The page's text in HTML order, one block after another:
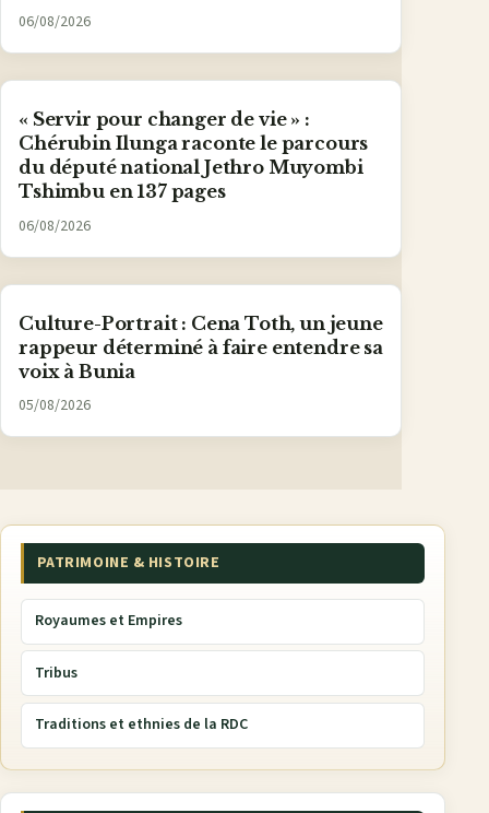
06/08/2026
« Servir pour changer de vie » :
Chérubin Ilunga raconte le parcours
du député national Jethro Muyombi
Tshimbu en 137 pages
06/08/2026
Culture-Portrait : Cena Toth, un jeune
rappeur déterminé à faire entendre sa
voix à Bunia
05/08/2026
PATRIMOINE & HISTOIRE
Royaumes et Empires
Tribus
Traditions et ethnies de la RDC